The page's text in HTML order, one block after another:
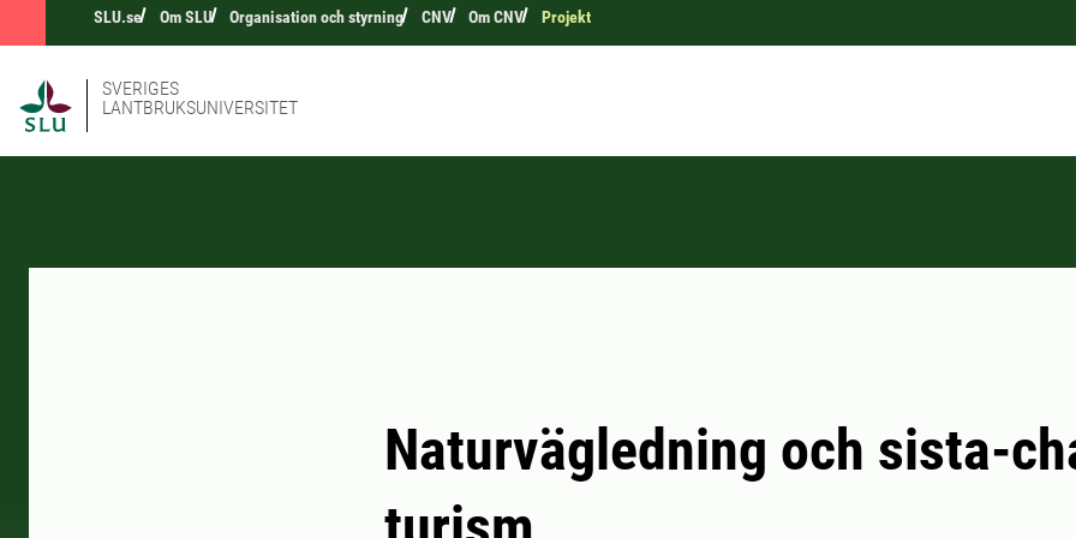
SLU.se Om SLU Organisation och styrning CNV Om CNV Projekt
SVERIGES
LANTBRUKSUNIVERSITET
Naturvägledning och sista-